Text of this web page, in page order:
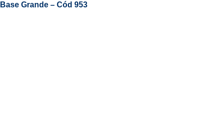
Base Grande – Cód 953